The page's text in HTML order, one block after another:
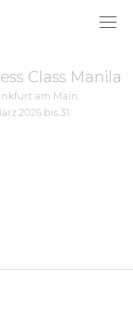
Class Manila
am Main.
2026 bis 31.